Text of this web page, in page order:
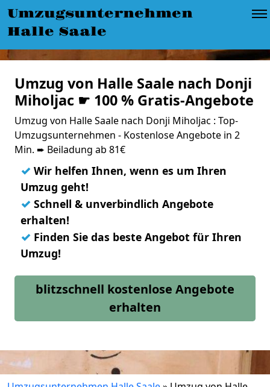
Umzugsunternehmen
Halle Saale
Umzug von Halle Saale nach Donji
Miholjac ☛ 100 % Gratis-Angebote
Umzug von Halle Saale nach Donji Miholjac : Top-
Umzugsunternehmen - Kostenlose Angebote in 2
Min. ➨ Beiladung ab 81€
✓ Wir helfen Ihnen, wenn es um Ihren
Umzug geht!
✓ Schnell & unverbindlich Angebote
erhalten!
✓ Finden Sie das beste Angebot für Ihren
Umzug!
blitzschnell kostenlose Angebote
erhalten